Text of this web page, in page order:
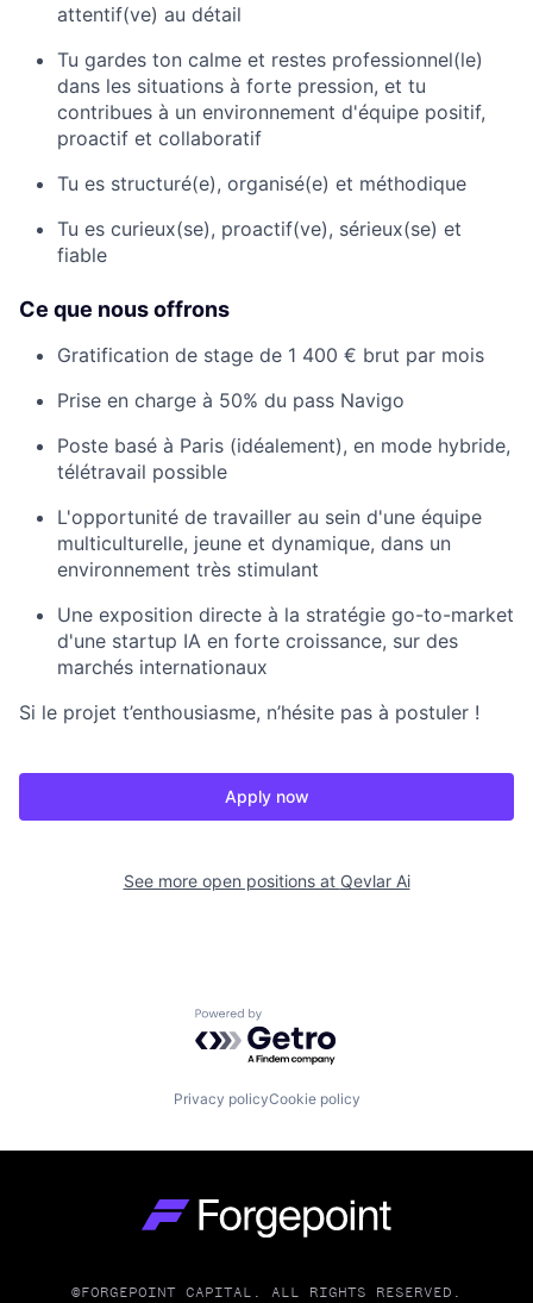
attentif(ve) au détail
Tu gardes ton calme et restes professionnel(le)
dans les situations à forte pression, et tu
contribues à un environnement d'équipe positif,
proactif et collaboratif
Tu es structuré(e), organisé(e) et méthodique
Tu es curieux(se), proactif(ve), sérieux(se) et
fiable
Ce que nous offrons
Gratification de stage de 1 400 € brut par mois
Prise en charge à 50% du pass Navigo
Poste basé à Paris (idéalement), en mode hybride,
télétravail possible
L'opportunité de travailler au sein d'une équipe
multiculturelle, jeune et dynamique, dans un
environnement très stimulant
Une exposition directe à la stratégie go-to-market
d'une startup IA en forte croissance, sur des
marchés internationaux
Si le projet t’enthousiasme, n’hésite pas à postuler !
Apply now
See more open positions at Qevlar Ai
Powered by Getro.com
Privacy policyCookie policy
©FORGEPOINT CAPITAL. ALL RIGHTS RESERVED.